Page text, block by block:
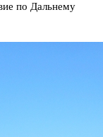
по Дальнему